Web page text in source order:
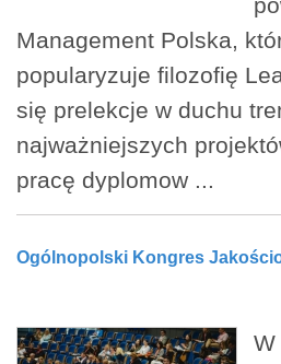
Management Polska,
popularyzuje filozofię
się prelekcje w duchu
najważniejszych
pracę dyplomow ...
Ogólnopolski Kongres
W